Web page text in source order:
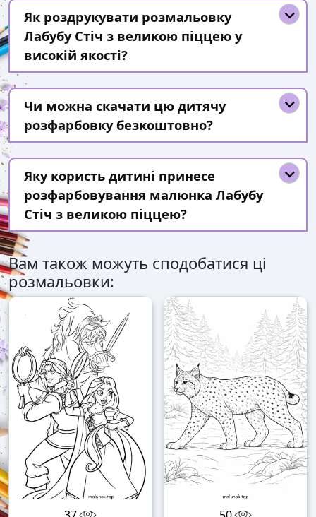
Як роздрукувати розмальовку
Лабубу Стіч з великою піццею у
високій якості?
Чи можна скачати цю дитячу
розфарбовку безкоштовно?
Яку користь дитині принесе
розфарбовування малюнка Лабубу
Стіч з великою піццею?
Вам також можуть сподобатися ці
розмальовки: